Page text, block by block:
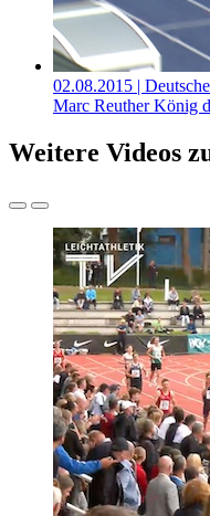
02.08.2015 |
Marc Reuther König
Weitere Videos